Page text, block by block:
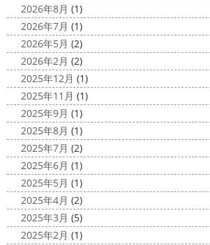
なりどんどん暖かくなってきましたね
に行ってきました
腰まで頑張って伸ば
サリ切りたいとの事だったで数年ぶりの
チほど切る ...
は真冬の寒さとなりましたがいかがお過
日は都内の夜桜を観に行きました
例年
花見になりましたがとても綺麗でした
のハン ...
ちょっとご無沙 ...
2020/11/30
Bali
＊湘南の外壁
こんにちは!! 今日はバ
け
南国 ウルワツ
れるって最高ですね
だまだ普通にバリに行く事は難しいですが
外に行けるようになりますように…
2020/11/26
海散歩
＊湘南の外
こんにちわ☼ 最近はグ
寒くなりましたね
気
か月ちょっと(´ﾟдﾟ｀) 早い早い
ロナが危険な感じになってきたので、海に
2026年8月 (1)
2026年7月 (1)
2026年5月 (2)
2026年2月 (2)
2025年12月 (1)
2025年11月 (1)
2025年9月 (1)
2025年8月 (1)
2025年7月 (2)
2025年6月 (1)
2025年5月 (1)
2025年4月 (2)
2025年3月 (5)
2025年2月 (1)